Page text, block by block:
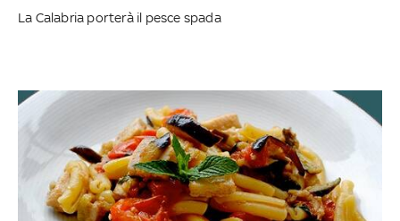
La Calabria porterà il pesce spada